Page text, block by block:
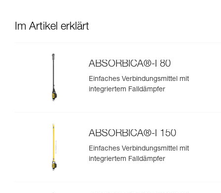
Im Artikel erklärt
ABSORBICA®-I 80
Einfaches Verbindungsmittel mit
integriertem Falldämpfer
ABSORBICA®-I 150
Einfaches Verbindungsmittel mit
integriertem Falldämpfer